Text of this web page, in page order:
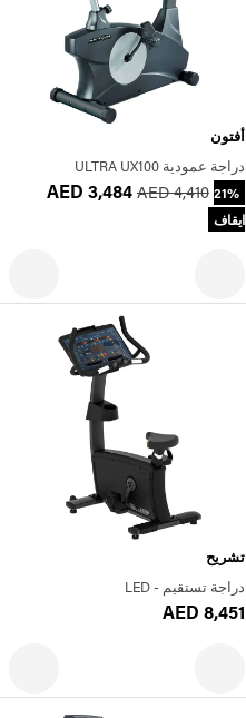
أفتون
دراجة عمودية ULTRA UX100
AED 3,484 AED 4,410 21%
ايقاف
تشريح
دراجة تستقيم - LED
AED 8,451